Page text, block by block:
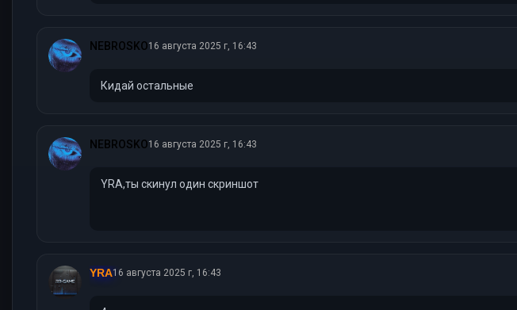
NEBROSKO16 августа 2025 г, 16:43
Кидай остальные
NEBROSKO16 августа 2025 г, 16:43
YRA,ты скинул один скриншот
YRA16 августа 2025 г, 16:43